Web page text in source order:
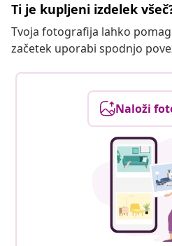
Ti je kupljeni izdelek
Tvoja fotografija lahko
začetek uporabi spodnjo
Naloži